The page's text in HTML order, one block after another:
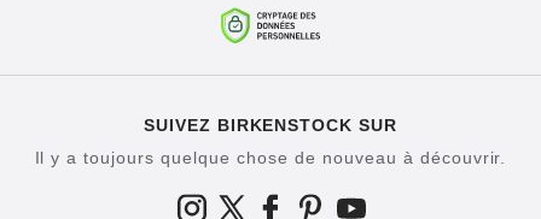
SUIVEZ BIRKENSTOCK SUR
Il y a toujours quelque chose de nouveau à découvrir.